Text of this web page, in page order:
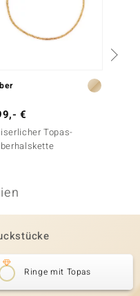
€
Topas-
Ringe mit Topas